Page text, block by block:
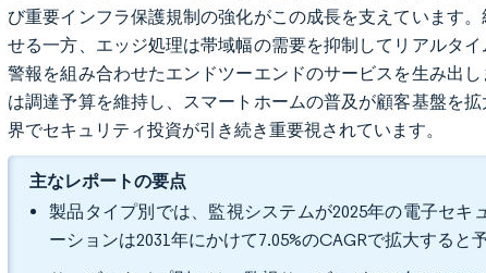
び重要インフラ保護規制の強化がこの成長を支えています
せる一方、エッジ処理は帯域幅の需要を抑制してリアルタ
警報を組み合わせたエンドツーエンドのサービスを生み出
は調達予算を維持し、スマートホームの普及が顧客基盤を
界でセキュリティ投資が引き続き重要視されています。
主なレポートの要点
製品タイプ別では、監視システムが2025年の電子セキ
ーションは2031年にかけて7.05%のCAGRで拡大すると